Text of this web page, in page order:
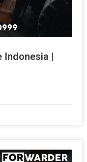
Indonesia |